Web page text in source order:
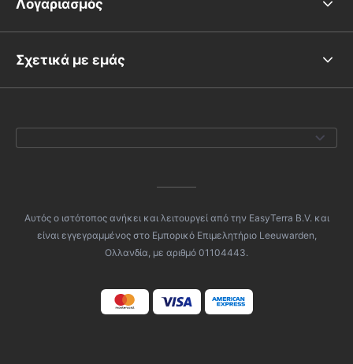
Λογαριασμός
Σχετικά με εμάς
Αυτός ο ιστότοπος ανήκει και λειτουργεί από την EasyTerra B.V. και
είναι εγγεγραμμένος στο Εμπορικό Επιμελητήριο Leeuwarden,
Ολλανδία, με αριθμό 01104443.